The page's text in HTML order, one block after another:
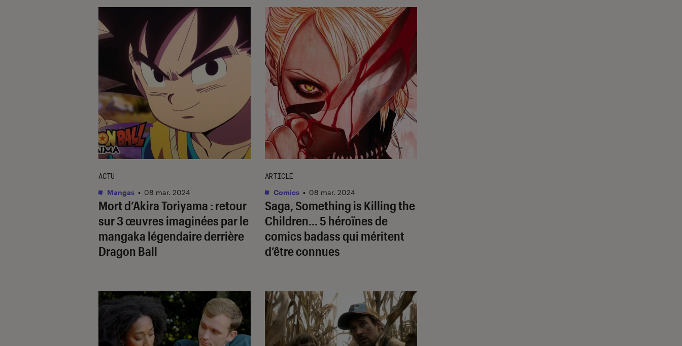
Mort d’Akira Toriyama : retour
sur 3 œuvres imaginées par le
mangaka légendaire derrière
Dragon Ball
ACTU
Mangas • 08 mar. 2024
Saga, Something is Killing the
Children… 5 héroïnes de
comics badass qui méritent
d’être connues
ARTICLE
Comics • 08 mar. 2024